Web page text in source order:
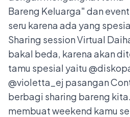
Bareng Keluarga" dan
seru karena ada yang
Sharing session Virtual
bakal beda, karena akan
tamu spesial yaitu
@violetta_ej pasangan
berbagi sharing bareng
membuat weekend kamu